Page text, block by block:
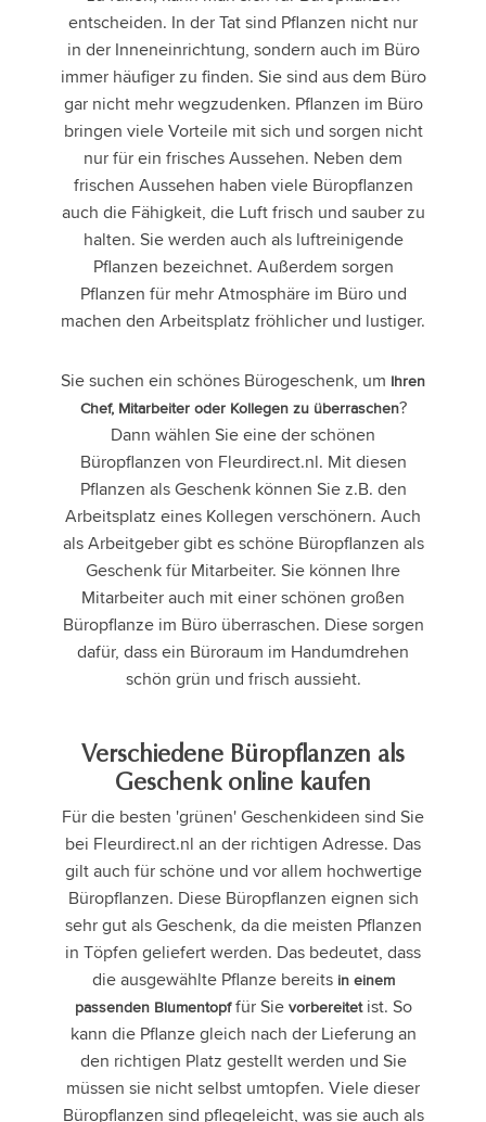
entscheiden. In der Tat sind Pflanzen nicht nur
in der Inneneinrichtung, sondern auch im Büro
immer häufiger zu finden. Sie sind aus dem Büro
gar nicht mehr wegzudenken. Pflanzen im Büro
bringen viele Vorteile mit sich und sorgen nicht
nur für ein frisches Aussehen. Neben dem
frischen Aussehen haben viele Büropflanzen
auch die Fähigkeit, die Luft frisch und sauber zu
halten. Sie werden auch als luftreinigende
Pflanzen bezeichnet. Außerdem sorgen
Pflanzen für mehr Atmosphäre im Büro und
machen den Arbeitsplatz fröhlicher und lustiger.
Sie suchen ein schönes Bürogeschenk, um Ihren
Chef, Mitarbeiter oder Kollegen zu überraschen?
Dann wählen Sie eine der schönen
Büropflanzen von Fleurdirect.nl. Mit diesen
Pflanzen als Geschenk können Sie z.B. den
Arbeitsplatz eines Kollegen verschönern. Auch
als Arbeitgeber gibt es schöne Büropflanzen als
Geschenk für Mitarbeiter. Sie können Ihre
Mitarbeiter auch mit einer schönen großen
Büropflanze im Büro überraschen. Diese sorgen
dafür, dass ein Büroraum im Handumdrehen
schön grün und frisch aussieht.
Verschiedene Büropflanzen als
Geschenk online kaufen
Für die besten 'grünen' Geschenkideen sind Sie
bei Fleurdirect.nl an der richtigen Adresse. Das
gilt auch für schöne und vor allem hochwertige
Büropflanzen. Diese Büropflanzen eignen sich
sehr gut als Geschenk, da die meisten Pflanzen
in Töpfen geliefert werden. Das bedeutet, dass
die ausgewählte Pflanze bereits in einem
passenden Blumentopffür Sie vorbereitetist. So
kann die Pflanze gleich nach der Lieferung an
den richtigen Platz gestellt werden und Sie
müssen sie nicht selbst umtopfen. Viele dieser
Büropflanzen sind pflegeleicht, was sie auch als